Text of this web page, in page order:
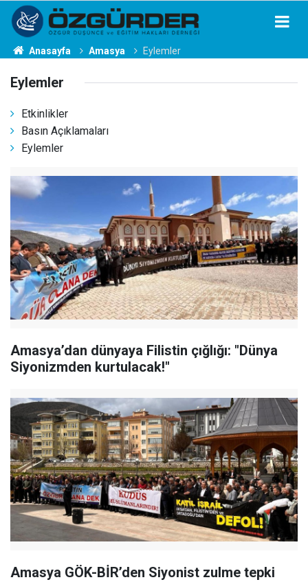
Anasayfa Amasya Eylemler
Eylemler
Etkinlikler
Basın Açıklamaları
Eylemler
Amasya’dan dünyaya Filistin çığlığı: "Dünya
Siyonizmden kurtulacak!"
Amasya GÖK-BİR’den Siyonist zulme tepki